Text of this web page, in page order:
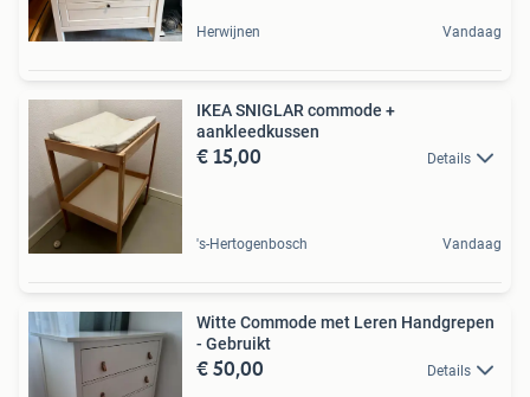
Herwijnen Vandaag
IKEA SNIGLAR commode +
aankleedkussen
€ 15,00 Details
's-Hertogenbosch Vandaag
Witte Commode met Leren Handgrepen
- Gebruikt
€ 50,00 Details